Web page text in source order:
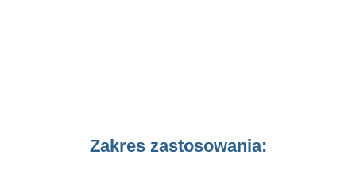
Zakres zastosowania: